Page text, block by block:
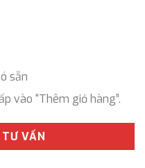
sẵn
vào “Thêm giỏ hàng”.
TƯ VẤN